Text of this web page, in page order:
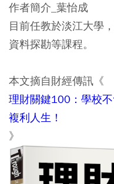
作者簡介_葉怡成
目前任教於淡江大學
資料探勘等課程。
本文摘自財經傳訊《
理財關鍵100：學校
複利人生！
》